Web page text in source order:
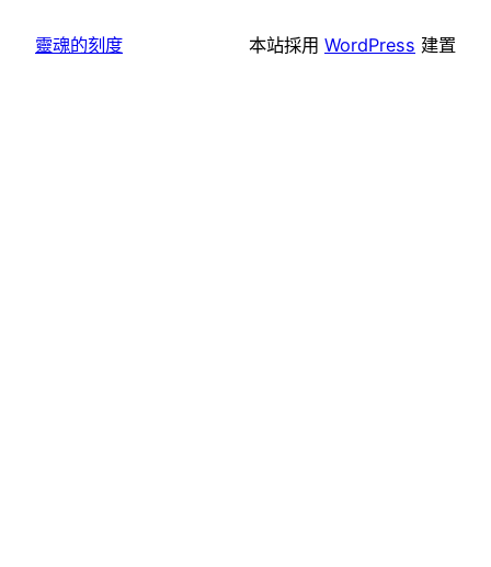
靈魂的刻度 本站採用 WordPress 建置